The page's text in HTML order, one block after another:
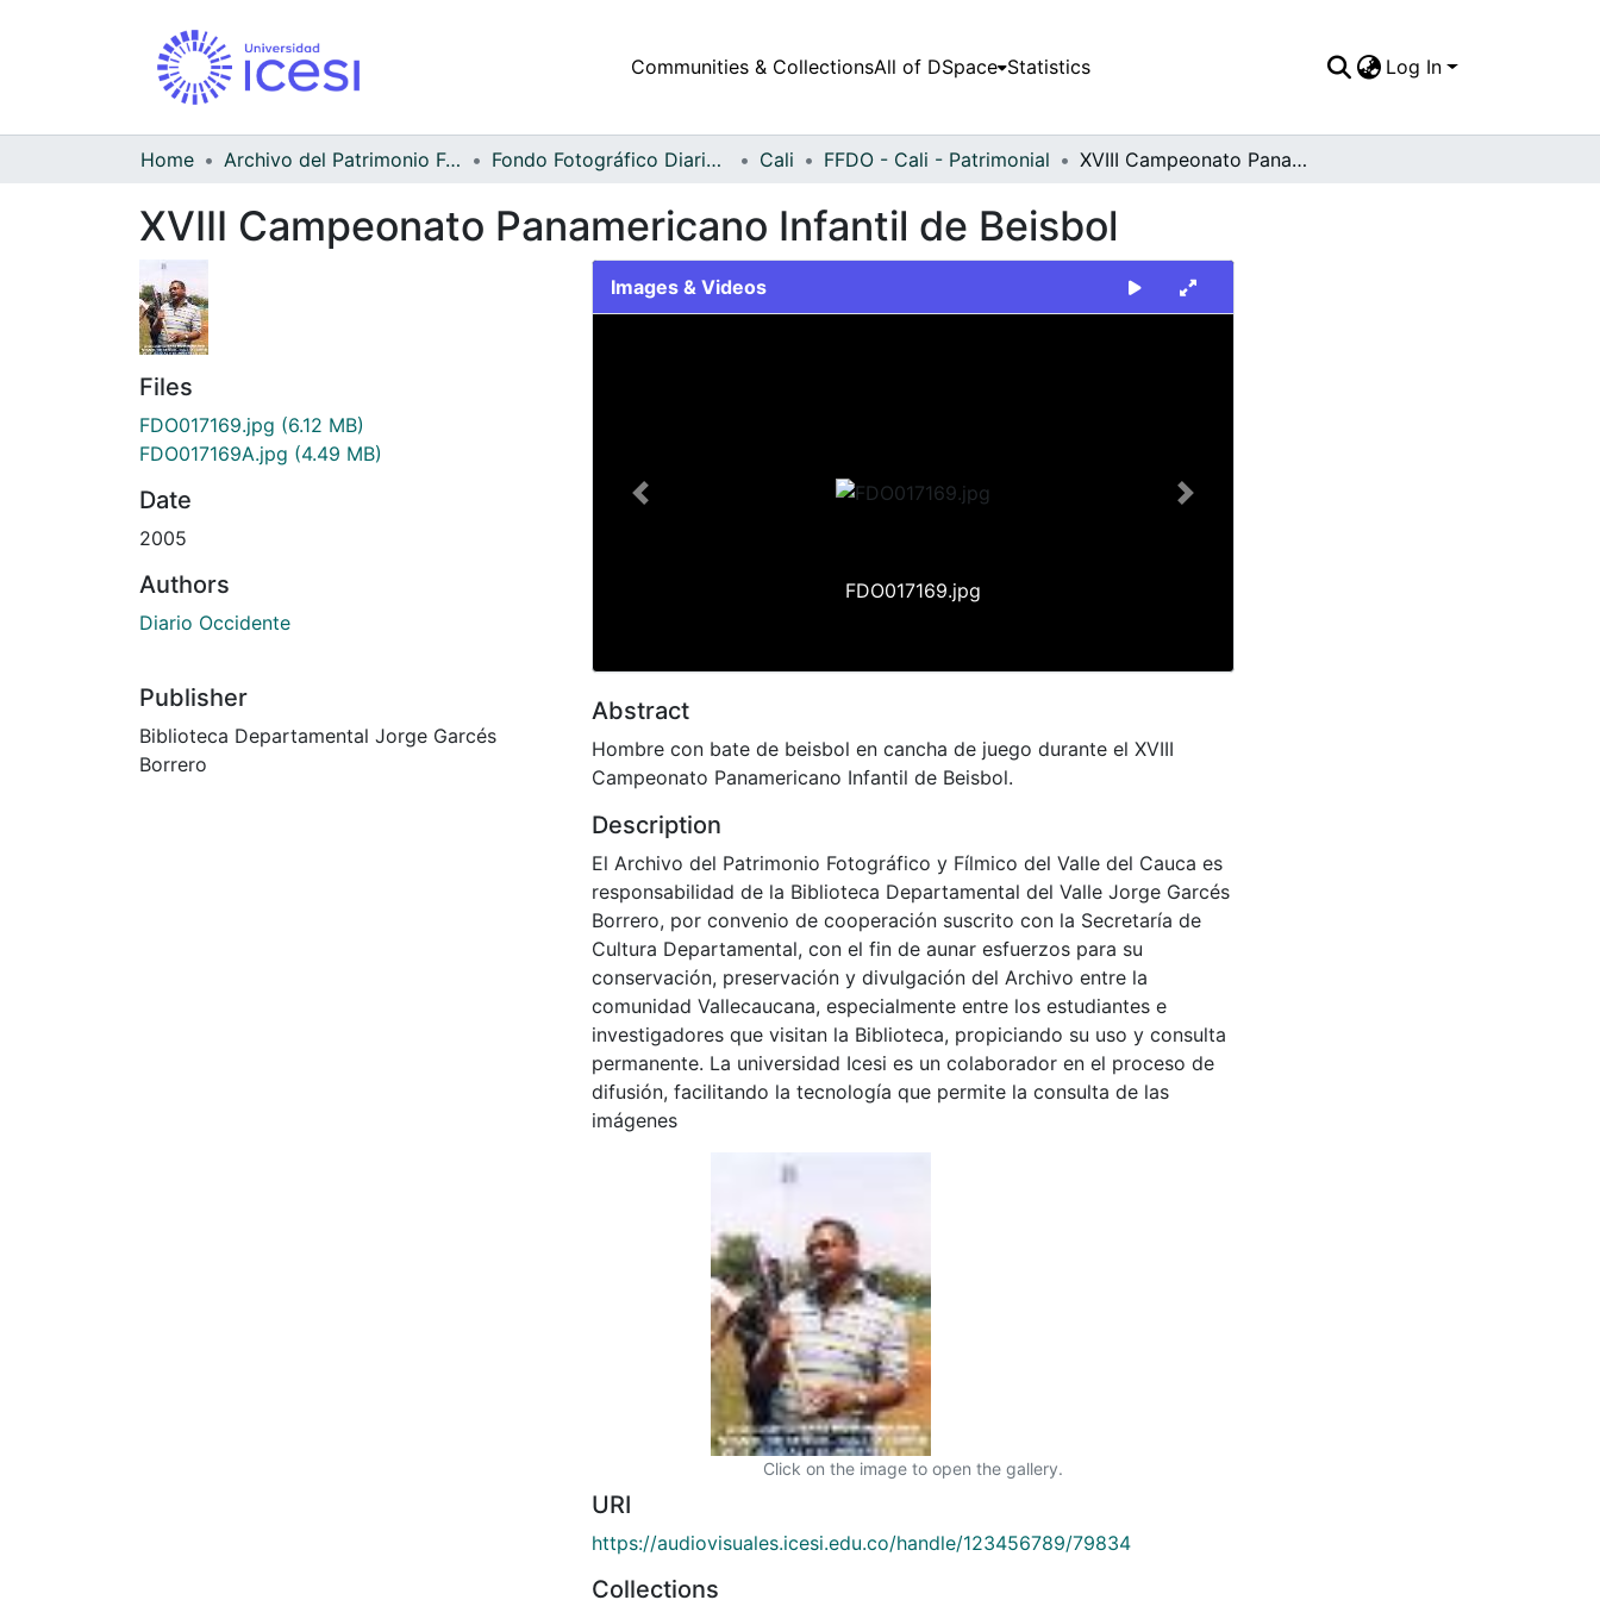
Communities & CollectionsAll of DSpace Statistics Log In
Home Archivo del Patrimonio Fotográfico y Fílmico del Valle del Cauca Fondo Fotográfico Diario Occidente Cali FFDO - Cali - Patrimonial XVIII Campeonato Panamericano Infantil de Beisbol
XVIII Campeonato Panamericano Infantil de Beisbol
Files
FDO017169.jpg (6.12 MB)
FDO017169A.jpg (4.49 MB)
Date
2005
Authors
Diario Occidente
Publisher
Biblioteca Departamental Jorge Garcés
Borrero
Images & Videos
FDO017169.jpg
Previous Next
Abstract
Hombre con bate de beisbol en cancha de juego durante el XVIII
Campeonato Panamericano Infantil de Beisbol.
Description
El Archivo del Patrimonio Fotográfico y Fílmico del Valle del Cauca es
responsabilidad de la Biblioteca Departamental del Valle Jorge Garcés
Borrero, por convenio de cooperación suscrito con la Secretaría de
Cultura Departamental, con el fin de aunar esfuerzos para su
conservación, preservación y divulgación del Archivo entre la
comunidad Vallecaucana, especialmente entre los estudiantes e
investigadores que visitan la Biblioteca, propiciando su uso y consulta
permanente. La universidad Icesi es un colaborador en el proceso de
difusión, facilitando la tecnología que permite la consulta de las
imágenes
Click on the image to open the gallery.
URI
https://audiovisuales.icesi.edu.co/handle/123456789/79834
Collections